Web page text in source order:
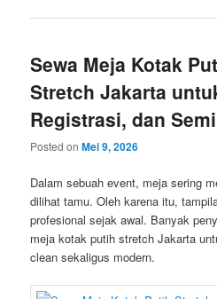
Sewa Meja Kotak
Stretch Jakarta
Registrasi, dan
Posted onMei 9, 2026
Dalam sebuah event, meja sering
dilihat tamu. Oleh karena itu,
profesional sejak awal. Banyak
meja kotak putih stretch Jakarta
clean sekaligus modern.